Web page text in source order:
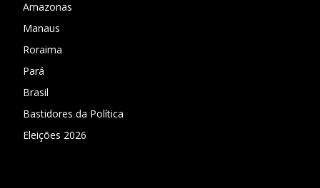
Amazonas
Manaus
Roraima
Pará
Brasil
Bastidores da Política
Eleições 2026